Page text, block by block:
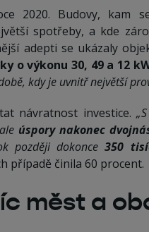
2020. Budovy, kam
spotřeby, a kde
adepti se ukázaly
o výkonu 30, 49 a 12
kdy je uvnitř největší
návratnost investice.
úspory nakonec
později dokonce350
případě činila 60 procent.
měst a